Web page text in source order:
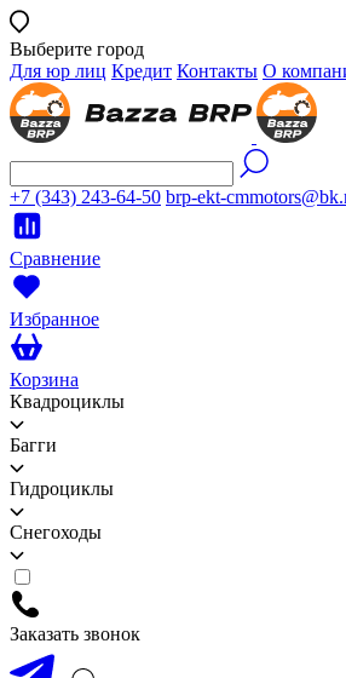
Выберите город
Для юр лиц Кредит Контакты О
+7 (343) 243-64-50 brp-ekt-
Сравнение
Избранное
Корзина
Квадроциклы
Багги
Гидроциклы
Снегоходы
Заказать звонок